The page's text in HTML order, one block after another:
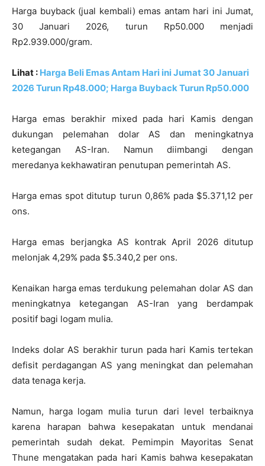
Harga buyback (jual kembali) emas antam hari ini Jumat,
30 Januari 2026, turun Rp50.000 menjadi
Rp2.939.000/gram.
Lihat : Harga Beli Emas Antam Hari ini Jumat 30 Januari
2026 Turun Rp48.000; Harga Buyback Turun Rp50.000
Harga emas berakhir mixed pada hari Kamis dengan
dukungan pelemahan dolar AS dan meningkatnya
ketegangan AS-Iran. Namun diimbangi dengan
meredanya kekhawatiran penutupan pemerintah AS.
Harga emas spot ditutup turun 0,86% pada $5.371,12 per
ons.
Harga emas berjangka AS kontrak April 2026 ditutup
melonjak 4,29% pada $5.340,2 per ons.
Kenaikan harga emas terdukung pelemahan dolar AS dan
meningkatnya ketegangan AS-Iran yang berdampak
positif bagi logam mulia.
Indeks dolar AS berakhir turun pada hari Kamis tertekan
defisit perdagangan AS yang meningkat dan pelemahan
data tenaga kerja.
Namun, harga logam mulia turun dari level terbaiknya
karena harapan bahwa kesepakatan untuk mendanai
pemerintah sudah dekat. Pemimpin Mayoritas Senat
Thune mengatakan pada hari Kamis bahwa kesepakatan